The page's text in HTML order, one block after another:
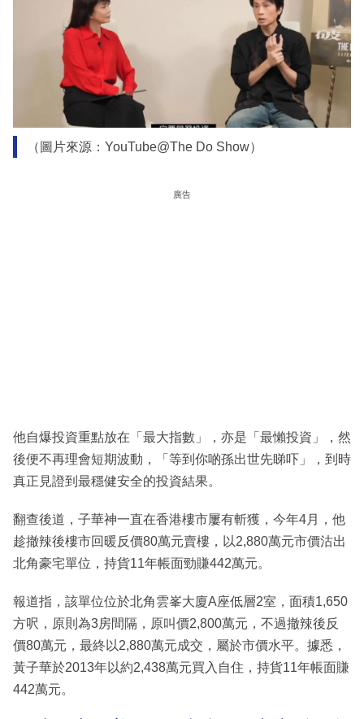
（圖片來源：YouTube@The Do Show）
廣告
他自爆投資重點放在「最大指數」，亦是「最懶投資」，然
後便不再理會短期波動，「等到你啲孫出世先睇吓」，到時
真正見證到最穩健安全的投資結果。
翻查後道，子華神一直在香港樓市屢有斬獲，今年4月，他
趁撤辣後樓市回暖反價80萬元賣樓，以2,880萬元市價沽出
北角豪宅單位，持貨11年帳面勁賺442萬元。
報道指，該單位位於北角雲峯大廈A座低層2室，面積1,650
方呎，原則為3房間隔，原叫價2,800萬元，不過撤辣後反
價80萬元，最終以2,880萬元成交，屬於市價水平。據悉，
黃子華於2013年以約2,438萬元買入自住，持貨11年帳面賺
442萬元。